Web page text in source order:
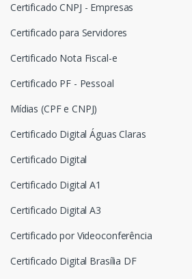
Certificado CNPJ - Empresas
Certificado para Servidores
Certificado Nota Fiscal-e
Certificado PF - Pessoal
Mídias (CPF e CNPJ)
Certificado Digital Águas Claras
Certificado Digital
Certificado Digital A1
Certificado Digital A3
Certificado por Videoconferência
Certificado Digital Brasília DF